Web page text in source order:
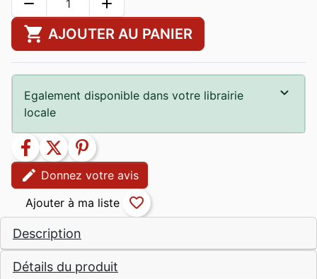
Description
Détails du produit
remove add
shopping_cart AJOUTER AU PANIER
Egalement disponible dans votre librairie
locale
facebook twitter
pinterest
edit Donnez votre avis
favorite_border